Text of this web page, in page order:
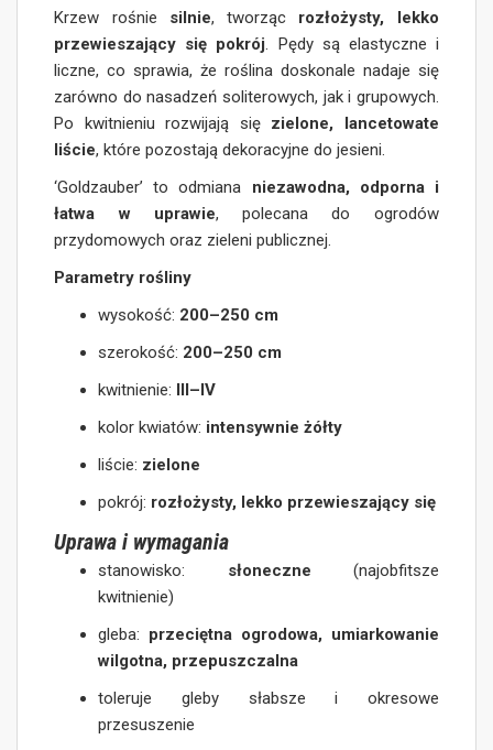
Krzew rośnie silnie, tworząc rozłożysty, lekko
przewieszający się pokrój. Pędy są elastyczne i
liczne, co sprawia, że roślina doskonale nadaje się
zarówno do nasadzeń soliterowych, jak i grupowych.
Po kwitnieniu rozwijają się zielone, lancetowate
liście, które pozostają dekoracyjne do jesieni.
‘Goldzauber’ to odmiana niezawodna, odporna i
łatwa w uprawie, polecana do ogrodów
przydomowych oraz zieleni publicznej.
Parametry rośliny
wysokość: 200–250 cm
szerokość: 200–250 cm
kwitnienie: III–IV
kolor kwiatów: intensywnie żółty
liście: zielone
pokrój: rozłożysty, lekko przewieszający się
Uprawa i wymagania
stanowisko: słoneczne (najobfitsze
kwitnienie)
gleba: przeciętna ogrodowa, umiarkowanie
wilgotna, przepuszczalna
toleruje gleby słabsze i okresowe
przesuszenie